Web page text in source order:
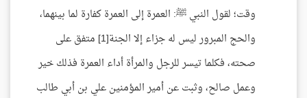
وقت؛ لقول النبي ﷺ: العمرة إلى العمرة كفارة لما بينهما،
والحج المبرور ليس له جزاء إلا الجنة[1] متفق على
صحته، فكلما تيسر للرجل والمرأة أداء العمرة فذلك خير
وعمل صالح، وثبت عن أمير المؤمنين علي بن أبي طالب